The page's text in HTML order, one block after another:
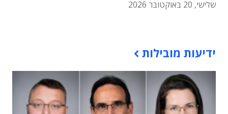
שלישי, 20 באוקטובר 2026
ידיעות מובילות